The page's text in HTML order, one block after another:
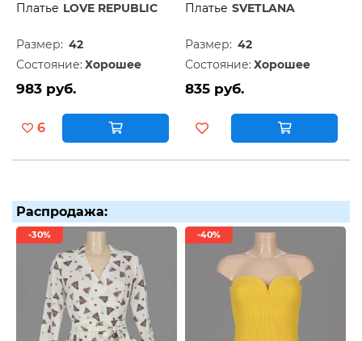
Платье LOVE REPUBLIC
Размер: 42
Состояние: Хорошее
983 руб.
6
Платье SVETLANA
Размер: 42
Состояние: Хорошее
835 руб.
Распродажа:
-30% -40%